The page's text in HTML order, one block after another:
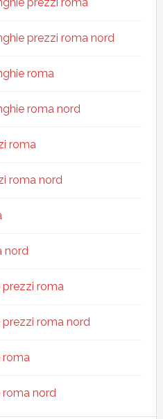
prezzi roma nord
roma
roma nord
roma
roma nord
nord
prezzi roma
prezzi roma nord
roma
roma nord